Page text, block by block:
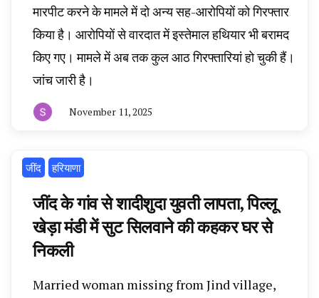
मारपीट करने के मामले में दो अन्य सह-आरोपियों को गिरफ्तार
किया है। आरोपियों से वारदात में इस्तेमाल हथियार भी बरामद
किए गए। मामले में अब तक कुल आठ गिरफ्तारियां हो चुकी हैं।
जांच जारी है।
November 11, 2025
‌जींद हरियाणा
जींद के गांव से शादीशुदा युवती लापता, पिल्लू
खेड़ा मंडी में सुट सिलवाने की कहकर घर से
निकली
Married woman missing from Jind village,